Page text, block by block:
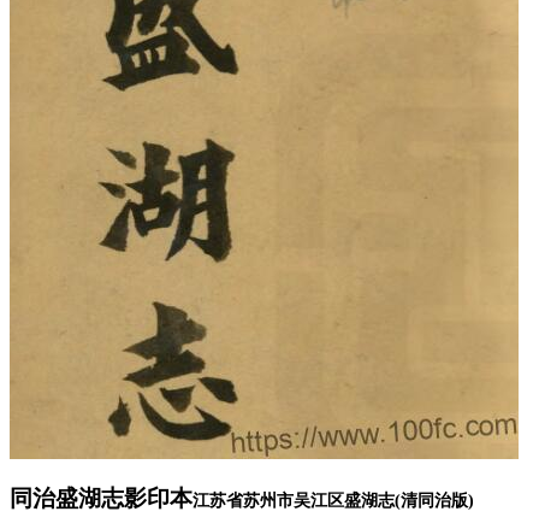
同治盛湖志影印本江苏省苏州市吴江区盛湖志(清同治版)